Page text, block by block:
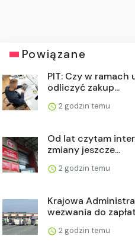
Powiązane
PIT: Czy w
odliczyć zakup...
2 godzin temu
Od lat czytam
zmiany jeszcze...
2 godzin temu
Krajowa
wezwania do
2 godzin temu